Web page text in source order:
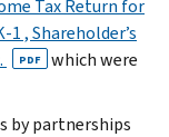
Tax Return for
1 , Shareholder’s
PDF
which were
by partnerships